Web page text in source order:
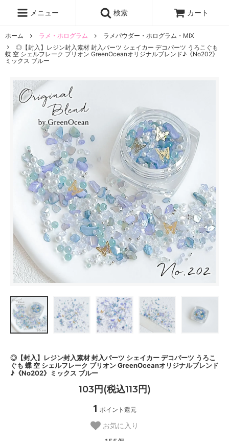
メニュー 検索 カート
ホーム ラメ・ホログラム
ラメパウダー・ホログラム・MIX
◎【封入】レジン封入素材 封入パーツ シェイカー デコパーツ うろこぐも
蝶 空 シェルフレーク ブリオン GreenOceanオリジナルブレンド♪《No202》
ミックス ブルー
◎【封入】レジン封入素材 封入パーツ シェイカー デコパーツ うろこ
ぐも 蝶 空 シェルフレーク ブリオン GreenOceanオリジナルブレンド
♪《No202》ミックス ブルー
103円(税込113円)
1 ポイント還元
お気に入り